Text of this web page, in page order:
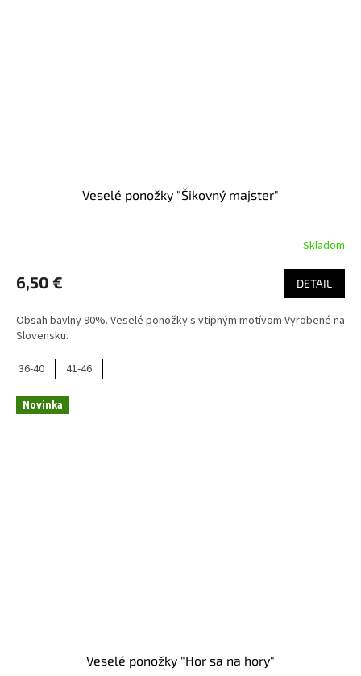
Veselé ponožky "Šikovný majster"
Skladom
6,50 € DETAIL
Obsah bavlny 90%. Veselé ponožky s vtipným motívom Vyrobené na
Slovensku.
36-40 41-46
Novinka
Veselé ponožky "Hor sa na hory"